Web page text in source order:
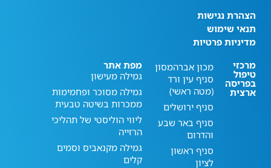
הצהרת נגישות
תנאי שימוש
מדיניות פרטיות
מרכזי
טיפול
בפריסה
ארצית
מכון אברהמסון
סניף עין ורד
(מטה ראשי)
סניף ירושלים
סניף באר שבע
והדרום
סניף ראשון
לציון
מפת אתר
גמילה מעישון
גמילה מסוכר ופחמימות
ממכרות בשיטה טבעית
ליווי הוליסטי של תהליכי
הרזייה
גמילה מקנאביס וסמים
קלים